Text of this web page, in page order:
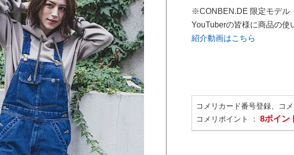
※CONBEN.DE 限定モデル
YouTuberの皆様に商品の使
紹介動画はこちら
コメリカード番号登録、コ
コメリポイント ： 8ポイン